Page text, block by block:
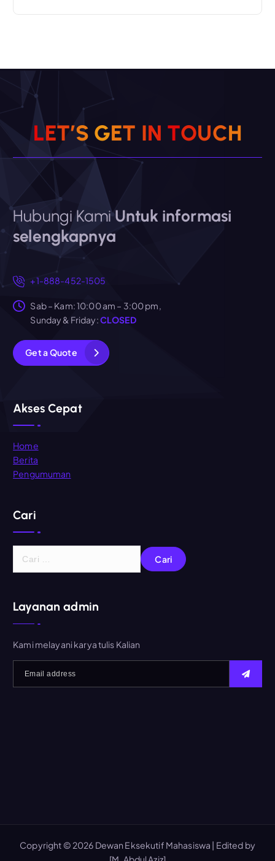
LET’S GET IN TOUCH
Hubungi KamiUntuk informasi
selengkapnya
+1-888-452-1505
Sab – Kam: 10:00 am – 3:00 pm,
Sunday & Friday:CLOSED
GetaQuote
Akses Cepat
Home
Berita
Pengumuman
Cari
u
n
u
k
Layanan admin
Kami melayani karya tulis Kalian
Copyright © 2026 Dewan Eksekutif Mahasiswa | Edited by